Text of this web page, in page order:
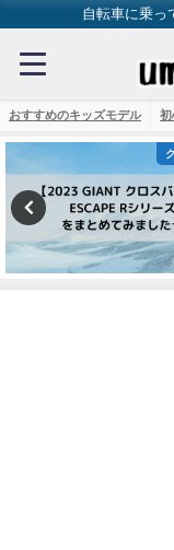
自転車に乗っ
おすすめのキッズモデル 初